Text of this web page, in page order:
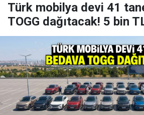
Türk mobilya devi 41
TOGG dağıtacak! 5 bin